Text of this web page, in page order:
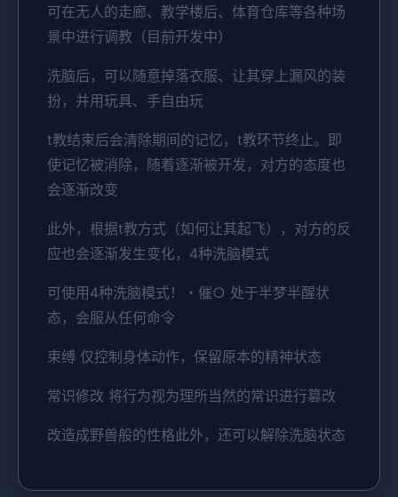
可在无人的走廊、教学楼后、体育仓库等各种场
景中进行调教（目前开发中）
洗脑后，可以随意掉落衣服、让其穿上漏风的装
扮，并用玩具、手自由玩
t教结束后会清除期间的记忆，t教环节终止。即
使记忆被消除，随着逐渐被开发，对方的态度也
会逐渐改变
此外，根据t教方式（如何让其起飞），对方的反
应也会逐渐发生变化，4种洗脑模式
可使用4种洗脑模式！・催○ 处于半梦半醒状
态，会服从任何命令
束缚 仅控制身体动作，保留原本的精神状态
常识修改 将行为视为理所当然的常识进行篡改
改造成野兽般的性格此外，还可以解除洗脑状态